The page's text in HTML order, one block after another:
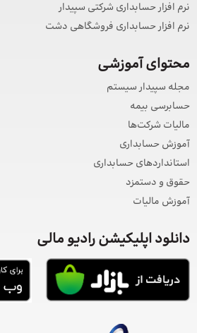
نرم افزار حسابداری شرکتی سپیدار
نرم افزار حسابداری فروشگاهی دشت
محتوای آموزشی
مجله سپیدار سیستم
حسابرسی بیمه
مالیات شرکت‌ها
آموزش حسابداری
استانداردهای حسابداری
حقوق و دستمزد
آموزش مالیات
دانلود اپلیکیشن رادیو مالی